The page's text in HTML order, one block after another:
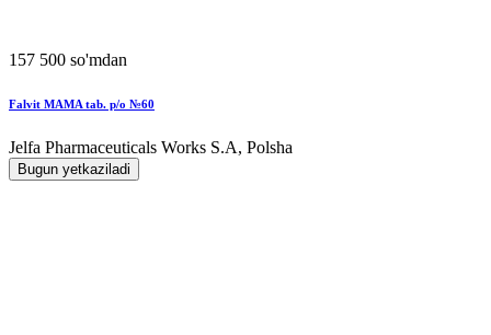
157 500 so'mdan
Falvit MAMA tab. p/o №60
Jelfa Pharmaceuticals Works S.A, Polsha
Bugun yetkaziladi